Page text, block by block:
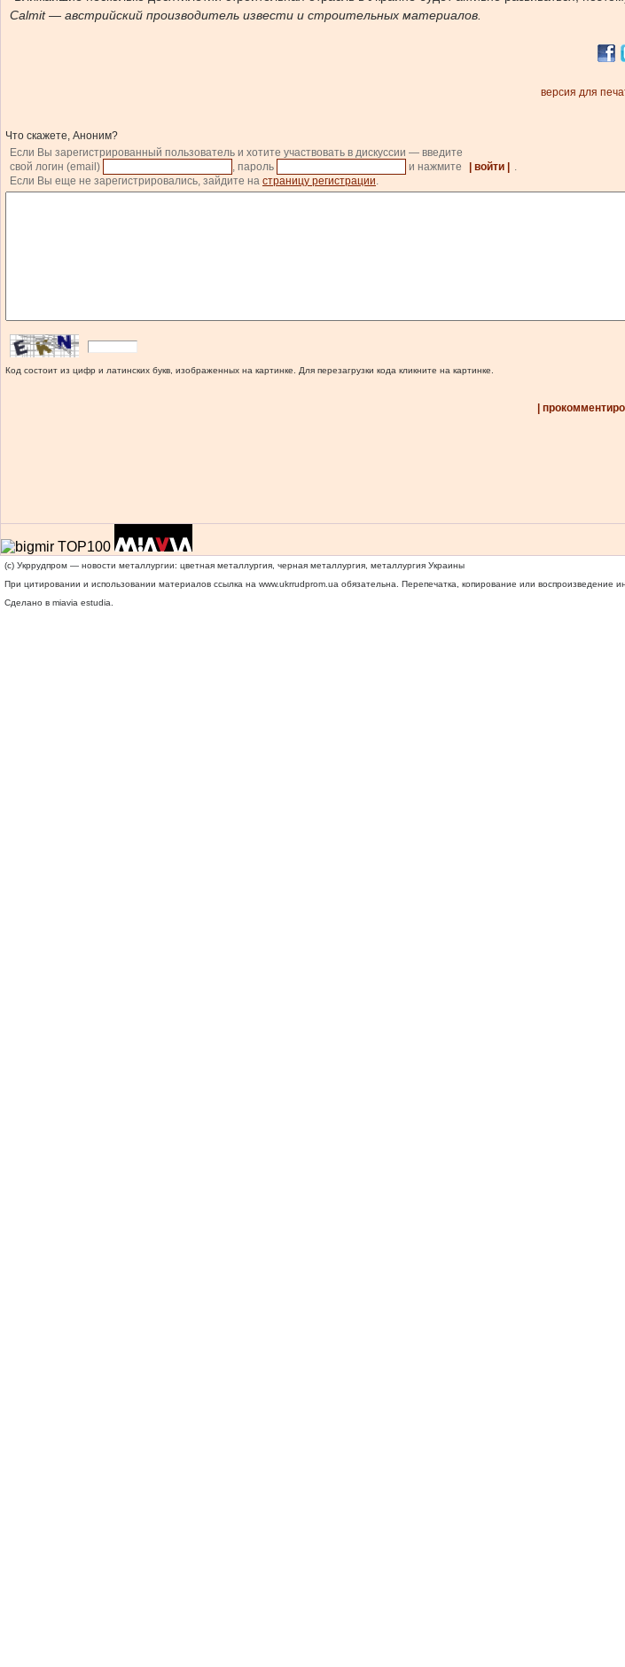
Calmit — австрийский производитель извести и строительных материалов.
версия для
Что скажете, Аноним?
Если Вы зарегистрированный пользователь и хотите участвовать в дискуссии — введите
свой логин (email)
, пароль и нажмите | войти |
.
Если Вы еще не зарегистрировались, зайдите на страницу регистрации.
Код состоит из цифр и латинских букв, изображенных на картинке. Для перезагрузки кода кликните на картинке.
|
(c) Укррудпром — новости металлургии: цветная металлургия, черная металлургия, металлургия Украины
При цитировании и использовании материалов ссылка на www.ukrrudprom.ua обязательна. Перепечатка, копирование или воспроизведение
Сделано в miavia estudia.